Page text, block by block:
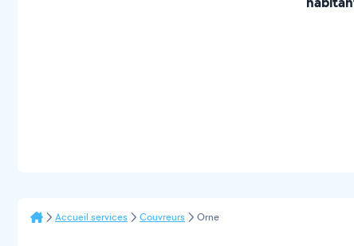
Accueil services Couvreurs Orne